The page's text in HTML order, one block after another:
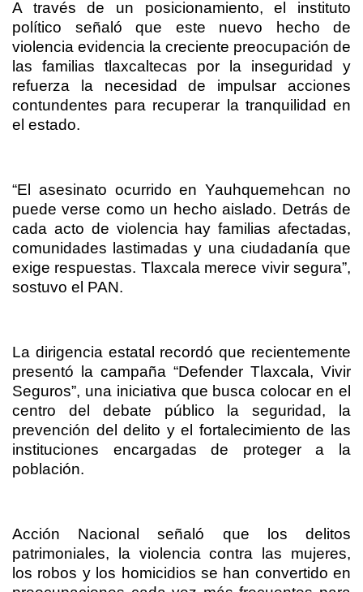
A través de un posicionamiento, el instituto
político señaló que este nuevo hecho de
violencia evidencia la creciente preocupación de
las familias tlaxcaltecas por la inseguridad y
refuerza la necesidad de impulsar acciones
contundentes para recuperar la tranquilidad en
el estado.
“El asesinato ocurrido en Yauhquemehcan no
puede verse como un hecho aislado. Detrás de
cada acto de violencia hay familias afectadas,
comunidades lastimadas y una ciudadanía que
exige respuestas. Tlaxcala merece vivir segura”,
sostuvo el PAN.
La dirigencia estatal recordó que recientemente
presentó la campaña “Defender Tlaxcala, Vivir
Seguros”, una iniciativa que busca colocar en el
centro del debate público la seguridad, la
prevención del delito y el fortalecimiento de las
instituciones encargadas de proteger a la
población.
Acción Nacional señaló que los delitos
patrimoniales, la violencia contra las mujeres,
los robos y los homicidios se han convertido en